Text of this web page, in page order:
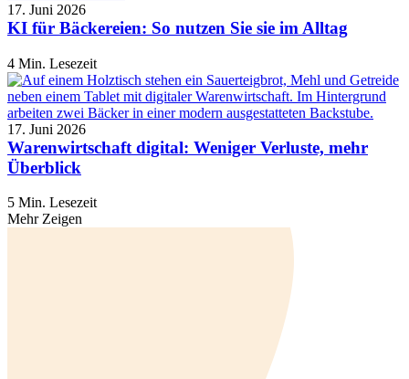
17. Juni 2026
KI für Bäckereien: So nutzen Sie sie im Alltag
4 Min. Lesezeit
17. Juni 2026
Warenwirtschaft digital: Weniger Verluste, mehr
Überblick
5 Min. Lesezeit
Mehr Zeigen